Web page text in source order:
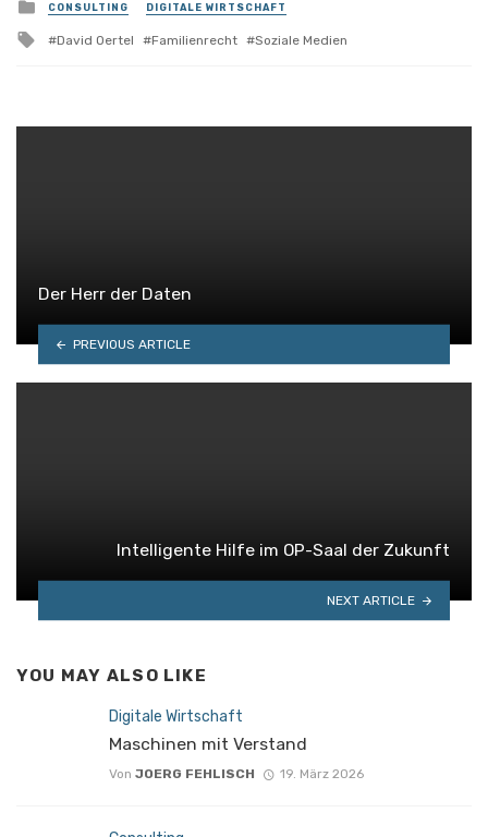
in
CONSULTING DIGITALE WIRTSCHAFT
Tagged
David Oertel Familienrecht Soziale Medien
Der Herr der Daten
PREVIOUS ARTICLE
Intelligente Hilfe im OP-Saal der Zukunft
NEXT ARTICLE
YOU MAY ALSO LIKE
Digitale Wirtschaft
Maschinen mit Verstand
Von JOERG FEHLISCH 19. März 2026